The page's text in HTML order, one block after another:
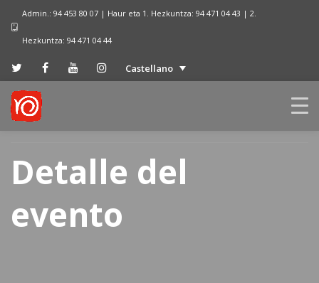
Admin.: 94 453 80 07 | Haur eta 1. Hezkuntza: 94 471 04 43 | 2.
Hezkuntza: 94 471 04 44
Castellano
Detalle del
evento